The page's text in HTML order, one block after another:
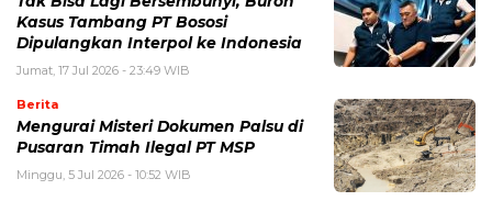
Kasus Tambang PT Bososi
Dipulangkan Interpol ke Indonesia
Jumat, 17 Jul 2026 - 23:49 WIB
Berita
Mengurai Misteri Dokumen Palsu di
Pusaran Timah Ilegal PT MSP
Minggu, 5 Jul 2026 - 10:52 WIB